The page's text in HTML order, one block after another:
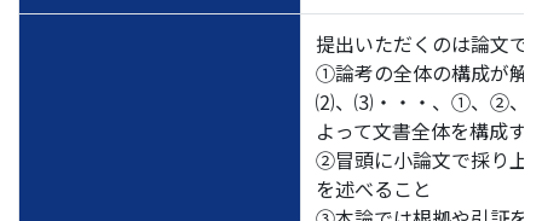
提出いただくのは論文で
①論考の全体の構成が解
⑵、⑶・・・、①、②、③
よって文書全体を構成す
②冒頭に小論文で採り上
を述べること